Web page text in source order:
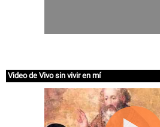
Video de Vivo sin vivir en mí